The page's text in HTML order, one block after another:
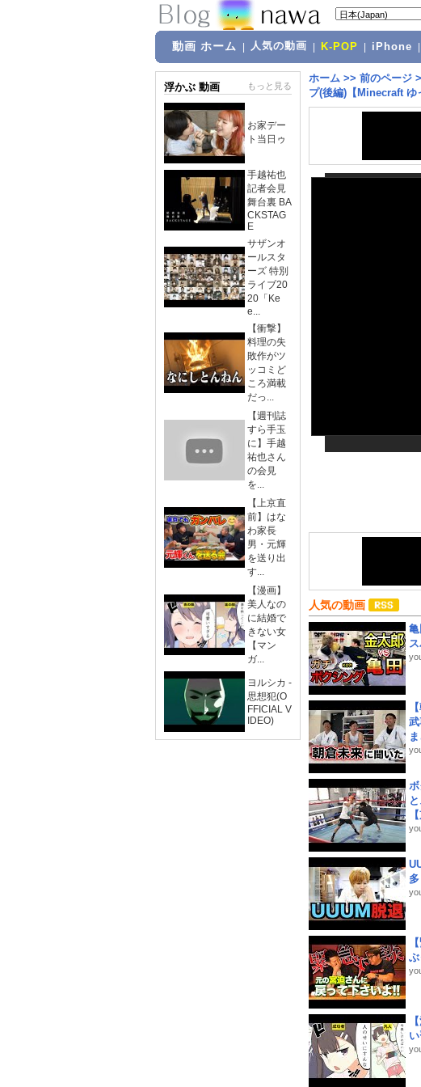
動画 ホーム 人気の動画 K-POP iPhone
浮かぶ 動画 もっと見る
お家デー
ト当日ゥ
手越祐也
記者会見
舞台裏 BA
CKSTAG
E
サザンオ
ールスタ
ーズ 特別
ライブ20
20「Ke
e...
【衝撃】
料理の失
敗作がツ
ッコミど
ころ満載
だっ...
【週刊誌
すら手玉
に】手越
祐也さん
の会見
を...
【上京直
前】はな
わ家長
男・元輝
を送り出
す...
【漫画】
美人なの
に結婚で
きない女
【マン
ガ...
ヨルシカ -
思想犯(O
FFICIAL V
IDEO)
ホーム >> 前のページ
プ(後編)【Minecraft ゆ
人気の動画
武
ぶ